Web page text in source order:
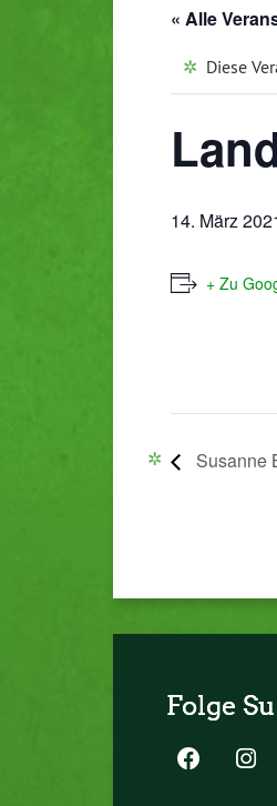
« Alle
Diese
14. März
+ Zu
Susanne
Folge